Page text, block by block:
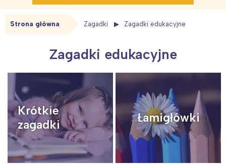
Strona główna Zagadki Zagadki edukacyjne
Zagadki edukacyjne
Krótkie
zagadki
Łamigłówki